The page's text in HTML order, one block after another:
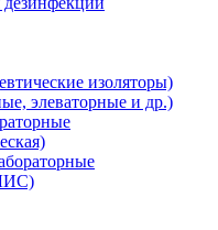
изоляторы)
элеваторные и др.)